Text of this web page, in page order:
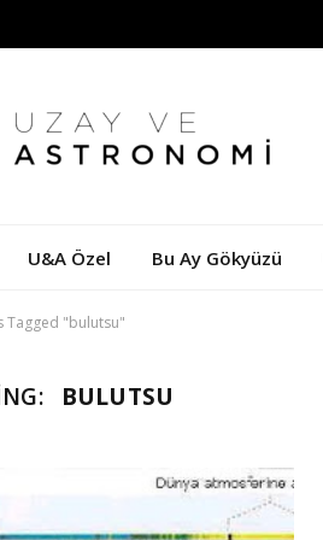
U&A Özel Bu Ay Gökyüzü
Tagged "bulutsu"
BULUTSU